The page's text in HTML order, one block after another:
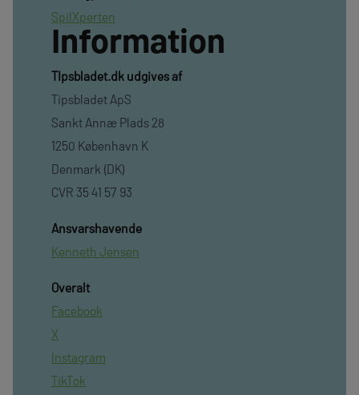
SpilXperten
Information
TIpsbladet.dk udgives af
Tipsbladet ApS
Sankt Annæ Plads 28
1250 København K
Denmark (DK)
CVR 35 41 57 93
Ansvarshavende
Kenneth Jensen
Overalt
Facebook
X
Instagram
TikTok